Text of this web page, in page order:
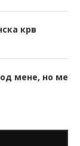
крв
мене, но ме